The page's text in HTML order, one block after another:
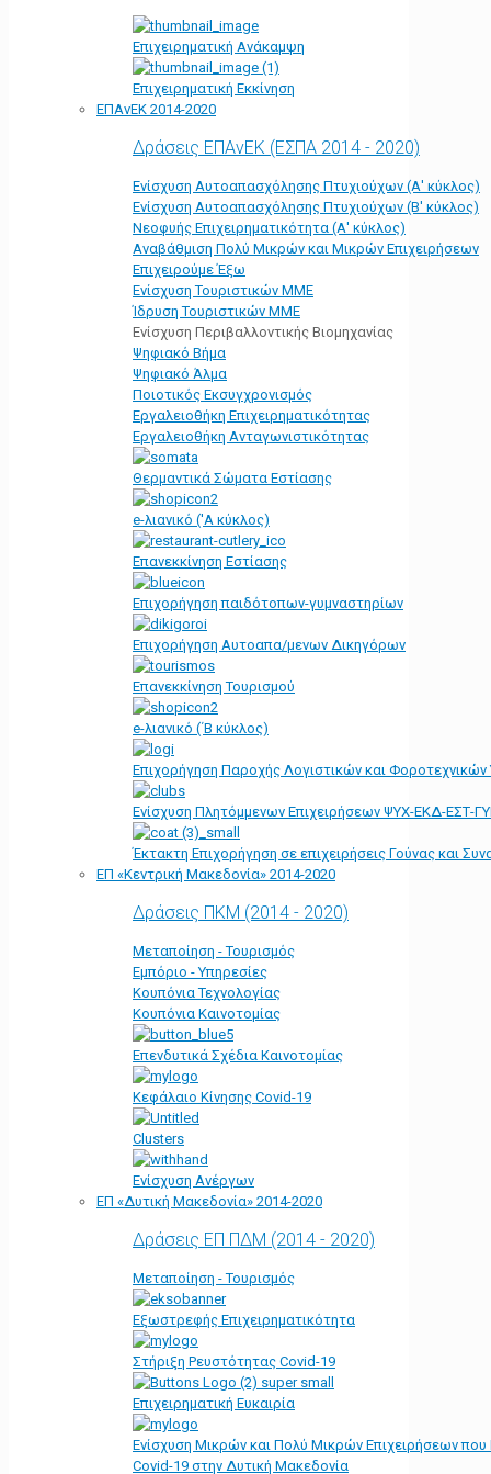
Επιχειρηματική Ανάκαμψη
Επιχειρηματική Εκκίνηση
ΕΠΑνΕΚ 2014-2020
Δράσεις ΕΠΑνΕΚ (ΕΣΠΑ 2014 - 2020)
Ενίσχυση Αυτοαπασχόλησης Πτυχιούχων (Α' κύκλος)
Ενίσχυση Αυτοαπασχόλησης Πτυχιούχων (Β' κύκλος)
Νεοφυής Επιχειρηματικότητα (Α' κύκλος)
Αναβάθμιση Πολύ Μικρών και Μικρών Επιχειρήσεων
Επιχειρούμε Έξω
Ενίσχυση Τουριστικών ΜΜΕ
Ίδρυση Τουριστικών ΜΜΕ
Ενίσχυση Περιβαλλοντικής Βιομηχανίας
Ψηφιακό Βήμα
Ψηφιακό Άλμα
Ποιοτικός Εκσυγχρονισμός
Εργαλειοθήκη Eπιχειρηματικότητας
Εργαλειοθήκη Ανταγωνιστικότητας
Θερμαντικά Σώματα Εστίασης
e-λιανικό ('Α κύκλος)
Επανεκκίνηση Εστίασης
Επιχορήγηση παιδότοπων-γυμναστηρίων
Επιχορήγηση Αυτοαπα/μενων Δικηγόρων
Επανεκκίνηση Τουρισμού
e-λιανικό (΄Β κύκλος)
Επιχορήγηση Παροχής Λογιστικών και
Ενίσχυση Πλητόμμενων Επιχειρήσεων ΨΥΧ-ΕΚΔ-ΕΣΤ-
Έκτακτη Επιχορήγηση σε επιχειρήσεις Γούνας και
ΕΠ «Kεντρική Μακεδονία» 2014-2020
Δράσεις ΠΚΜ (2014 - 2020)
Μεταποίηση - Τουρισμός
Εμπόριο - Υπηρεσίες
Κουπόνια Τεχνολογίας
Κουπόνια Καινοτομίας
Επενδυτικά Σχέδια Καινοτομίας
Κεφάλαιο Κίνησης Covid-19
Clusters
Ενίσχυση Ανέργων
ΕΠ «Δυτική Μακεδονία» 2014-2020
Δράσεις ΕΠ ΠΔΜ (2014 - 2020)
Μεταποίηση - Τουρισμός
Εξωστρεφής Επιχειρηματικότητα
Στήριξη Ρευστότητας Covid-19
Επιχειρηματική Ευκαιρία
Ενίσχυση Μικρών και Πολύ Μικρών Επιχειρήσεων
Covid-19 στην Δυτική Μακεδονία